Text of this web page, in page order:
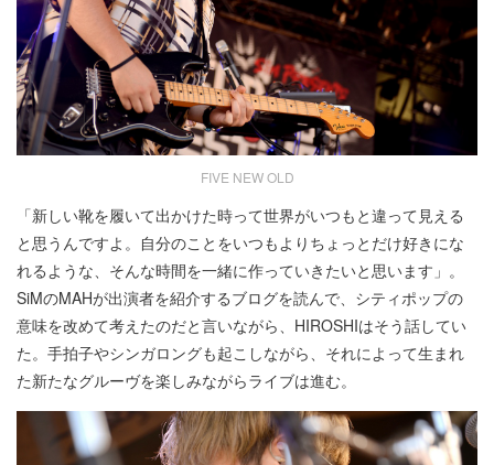
FIVE NEW OLD
「新しい靴を履いて出かけた時って世界がいつもと違って見える
と思うんですよ。自分のことをいつもよりちょっとだけ好きにな
れるような、そんな時間を一緒に作っていきたいと思います」。
SiMのMAHが出演者を紹介するブログを読んで、シティポップの
意味を改めて考えたのだと言いながら、HIROSHIはそう話してい
た。手拍子やシンガロングも起こしながら、それによって生まれ
た新たなグルーヴを楽しみながらライブは進む。